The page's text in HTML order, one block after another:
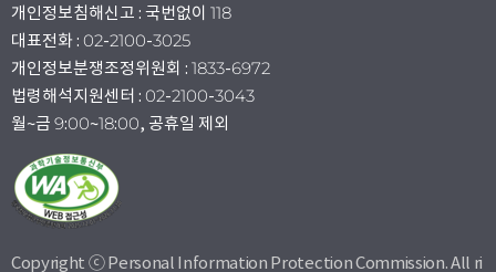
개인정보침해신고 : 국번없이 118
대표전화 : 02-2100-3025
개인정보분쟁조정위원회 : 1833-6972
법령해석지원센터 : 02-2100-3043
월~금 9:00~18:00, 공휴일 제외
Copyright ⓒ Personal Information Protection Commission. All ri